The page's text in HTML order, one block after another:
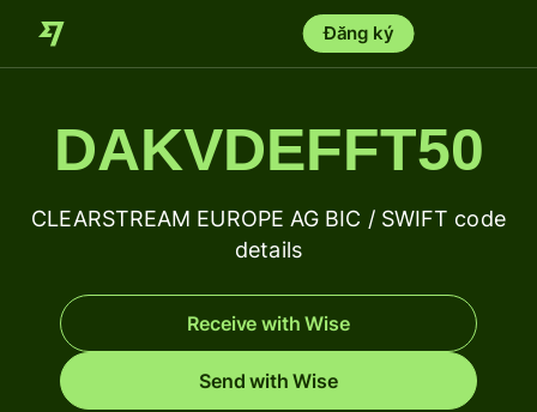
Đăng ký
DAKVDEFFT50
CLEARSTREAM EUROPE AG BIC / SWIFT code
details
Receive with Wise
Send with Wise